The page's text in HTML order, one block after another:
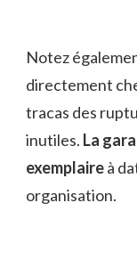
Notez
directement
tracas des
inutiles. La
exemplaireà
organisation.